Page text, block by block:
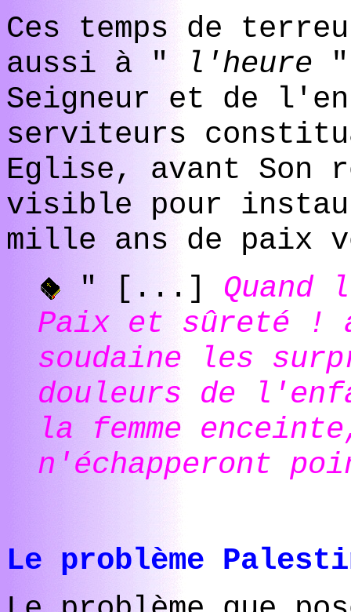
Ces temps de
aussi à "
l'heure
Seigneur et de
serviteurs
Eglise, avant Son
visible pour
mille ans de paix
" [...]
Quand
Paix et sûreté !
soudaine les
douleurs de
la femme
n'échapperont
Le problème